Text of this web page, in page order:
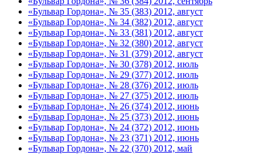
«Бульвар Гордона», № 35 (383) 2012, август
«Бульвар Гордона», № 34 (382) 2012, август
«Бульвар Гордона», № 33 (381) 2012, август
«Бульвар Гордона», № 32 (380) 2012, август
«Бульвар Гордона», № 31 (379) 2012, август
«Бульвар Гордона», № 30 (378) 2012, июль
«Бульвар Гордона», № 29 (377) 2012, июль
«Бульвар Гордона», № 28 (376) 2012, июль
«Бульвар Гордона», № 27 (375) 2012, июль
«Бульвар Гордона», № 26 (374) 2012, июнь
«Бульвар Гордона», № 25 (373) 2012, июнь
«Бульвар Гордона», № 24 (372) 2012, июнь
«Бульвар Гордона», № 23 (371) 2012, июнь
«Бульвар Гордона», № 22 (370) 2012, май